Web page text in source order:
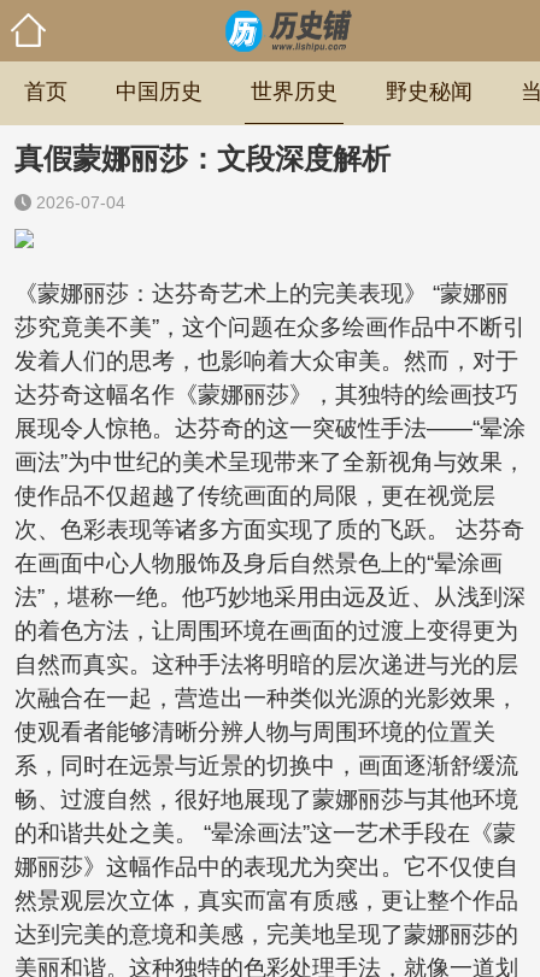
首页 中国历史 世界历史 野史秘闻
真假蒙娜丽莎：文段深度解析
2026-07-04
《蒙娜丽莎：达芬奇艺术上的完美表现》 “蒙娜丽
莎究竟美不美”，这个问题在众多绘画作品中不断引
发着人们的思考，也影响着大众审美。然而，对于
达芬奇这幅名作《蒙娜丽莎》，其独特的绘画技巧
展现令人惊艳。达芬奇的这一突破性手法——“晕涂
画法”为中世纪的美术呈现带来了全新视角与效果，
使作品不仅超越了传统画面的局限，更在视觉层
次、色彩表现等诸多方面实现了质的飞跃。 达芬奇
在画面中心人物服饰及身后自然景色上的“晕涂画
法”，堪称一绝。他巧妙地采用由远及近、从浅到深
的着色方法，让周围环境在画面的过渡上变得更为
自然而真实。这种手法将明暗的层次递进与光的层
次融合在一起，营造出一种类似光源的光影效果，
使观看者能够清晰分辨人物与周围环境的位置关
系，同时在远景与近景的切换中，画面逐渐舒缓流
畅、过渡自然，很好地展现了蒙娜丽莎与其他环境
的和谐共处之美。 “晕涂画法”这一艺术手段在《蒙
娜丽莎》这幅作品中的表现尤为突出。它不仅使自
然景观层次立体，真实而富有质感，更让整个作品
达到完美的意境和美感，完美地呈现了蒙娜丽莎的
美丽和谐。这种独特的色彩处理手法，就像一道划